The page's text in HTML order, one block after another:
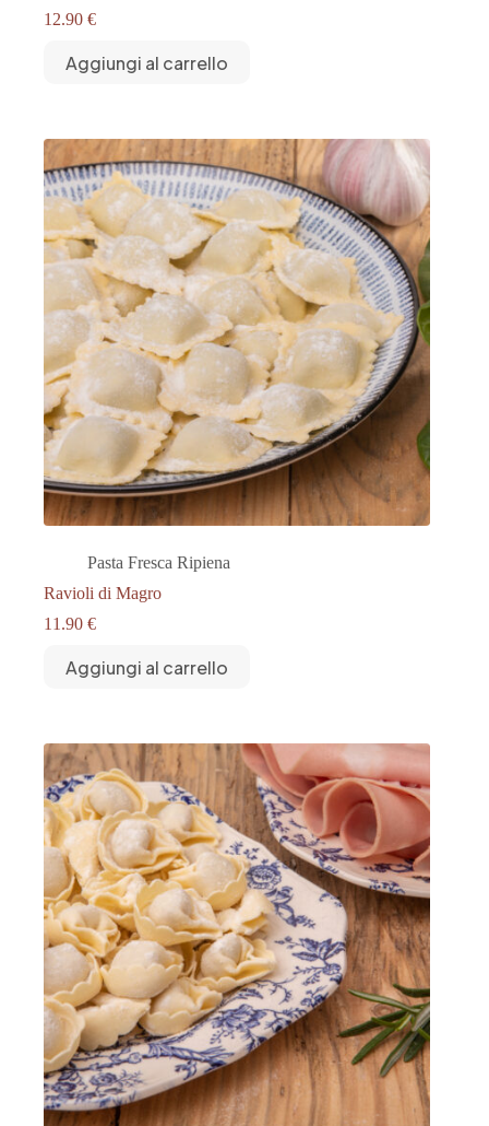
12.90 €
Aggiungi al carrello
Pasta Fresca Ripiena
Ravioli di Magro
11.90 €
Aggiungi al carrello